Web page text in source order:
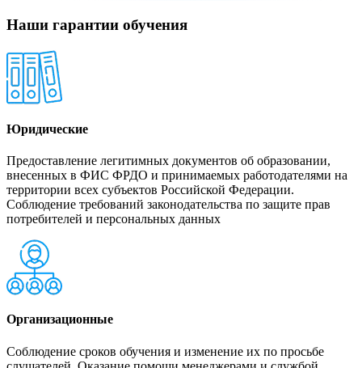
Наши гарантии обучения
Юридические
Предоставление легитимных документов об образовании,
внесенных в ФИС ФРДО и принимаемых работодателями на
территории всех субъектов Российской Федерации.
Соблюдение требований законодательства по защите прав
потребителей и персональных данных
Организационные
Соблюдение сроков обучения и изменение их по просьбе